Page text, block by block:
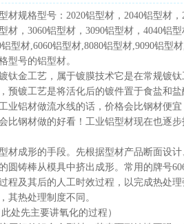
材规格型号：2020铝型材，2040铝型材，
材，3060铝型材，3090铝型材，4040铝
型材,6060铝型材,8080铝型材,9090铝型
型号的铝型材。
钛金工艺，属于镀膜技术它是在常规镀
预镀工艺是将活化后的镀件置于食盐和盐
业铝材做流水线的话，价格会比钢材便
比钢材做的好看！工业铝型材现在也逐
材成形的手段。先根据型材产品断面设
圆铸棒从模具中挤出成形。常用的牌号
程及其后的人工时效过程，以完成热处
其热处理制度不同。
处先主要讲氧化的过程）